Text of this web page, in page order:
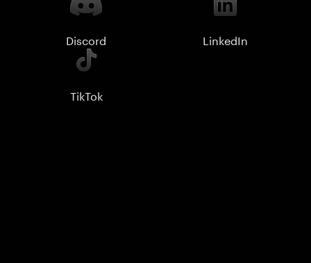
Discord LinkedIn
TikTok